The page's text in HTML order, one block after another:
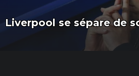
Liverpool se sépare de